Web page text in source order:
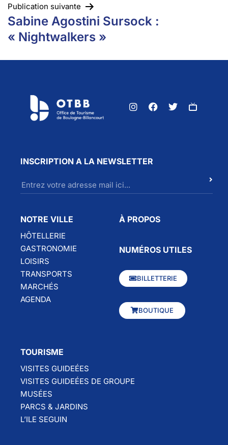
Publication suivante
Sabine Agostini Sursock :
« Nightwalkers »
INSCRIPTION A LA NEWSLETTER
NOTRE VILLE
HÔTELLERIE
GASTRONOMIE
LOISIRS
TRANSPORTS
MARCHÉS
AGENDA
À PROPOS
NUMÉROS UTILES
BILLETTERIE
BOUTIQUE
TOURISME
VISITES GUIDEÉES
VISITES GUIDEÉES DE GROUPE
MUSÉES
PARCS & JARDINS
L’ILE SEGUIN